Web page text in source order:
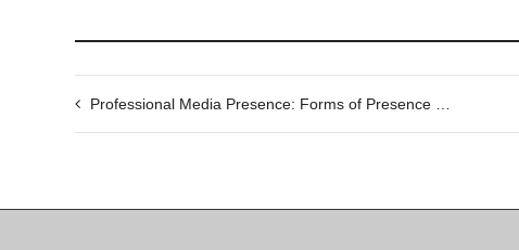
Professional Media Presence: Forms of Presence – Digital Toolkit